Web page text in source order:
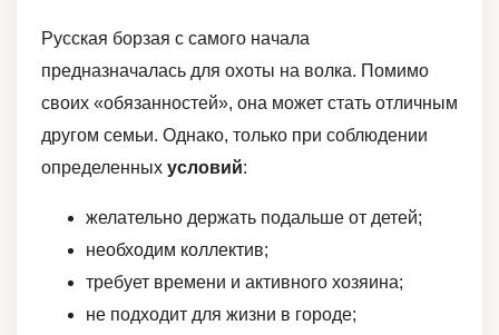
Русская борзая с самого начала
предназначалась для охоты на волка. Помимо
своих «обязанностей», она может стать отличным
другом семьи. Однако, только при соблюдении
определенных условий:
желательно держать подальше от детей;
необходим коллектив;
требует времени и активного хозяина;
не подходит для жизни в городе;